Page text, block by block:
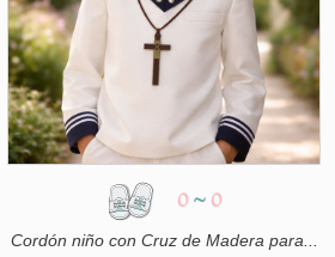
0 ~ 0
Cordón niño con Cruz de Madera para...